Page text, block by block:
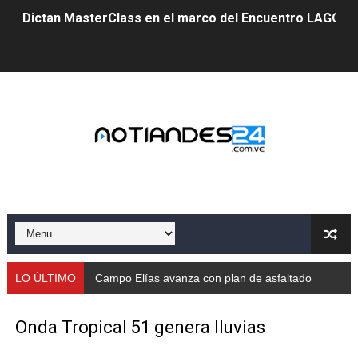
Dictan MasterClass en el marco del Encuentro LAGO
Gobernador Arnaldo Sánchez apadrina a más de 993
Mérida fortalece su reserva deportiva de cara a
Gobernación de Mérida instalará mesa de trabajo con
Fundecem ofrece taller de bordado en punto de cruz
LO ÚLTIMO Campo Elías avanza con plan de asfaltado
Onda Tropical 51 genera lluvias